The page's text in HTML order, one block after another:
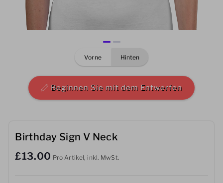
Herren
Baby
Tassen
Handtücher
vorne hinten
Beginnen Sie mit dem Entwerfen
Birthday Sign V Neck
£13.00 Pro Artikel, inkl. MwSt.